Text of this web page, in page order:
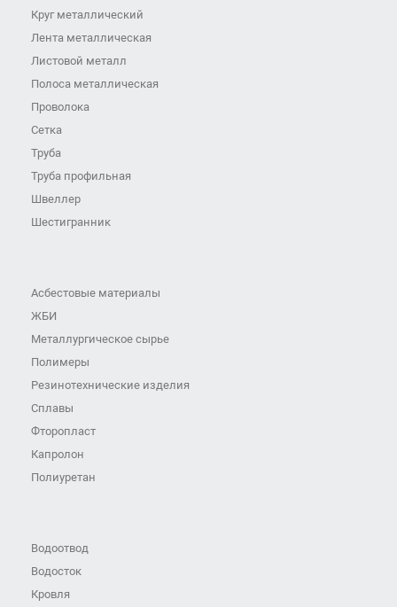
Круг металлический
Лента металлическая
Листовой металл
Полоса металлическая
Проволока
Сетка
Труба
Труба профильная
Швеллер
Шестигранник
Асбестовые материалы
ЖБИ
Металлургическое сырье
Полимеры
Резинотехнические изделия
Сплавы
Фторопласт
Капролон
Полиуретан
Водоотвод
Водосток
Кровля